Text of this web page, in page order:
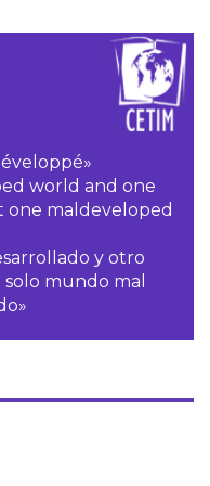
world and one
maldeveloped
y otro
mundo mal